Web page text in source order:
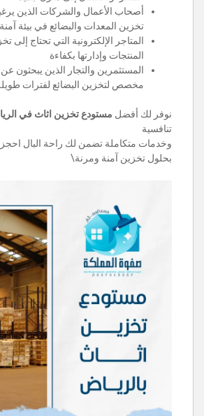
أصحاب الأعمال والشركات الذين
تخزين المعدات والبضائع في بيئة آمنة
المتاجر الإلكترونية التي تحتاج إلى
المنتجات وإدارتها بكفاءة
المستثمرين والتجار الذين يبحثون
مخصص لتخزين البضائع لفترات
نوفر لك أفضل مستودع تخزين اثاث في
تنافسية
وخدمات متكاملة تضمن لك راحة البال احجز
بحلول تخزين آمنة ومرنة\